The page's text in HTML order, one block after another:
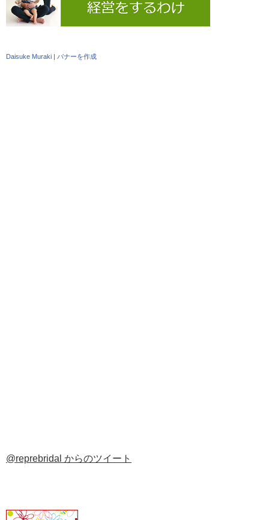
Daisuke Muraki | バナーを作成
@reprebridal からのツイート